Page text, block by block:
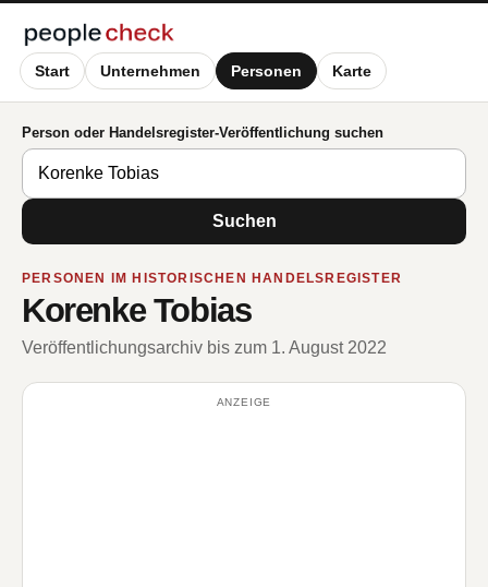
Start Unternehmen Personen Karte
Person oder Handelsregister-Veröffentlichung suchen
Suchen
PERSONEN IM HISTORISCHEN HANDELSREGISTER
Korenke Tobias
Veröffentlichungsarchiv bis zum 1. August 2022
ANZEIGE